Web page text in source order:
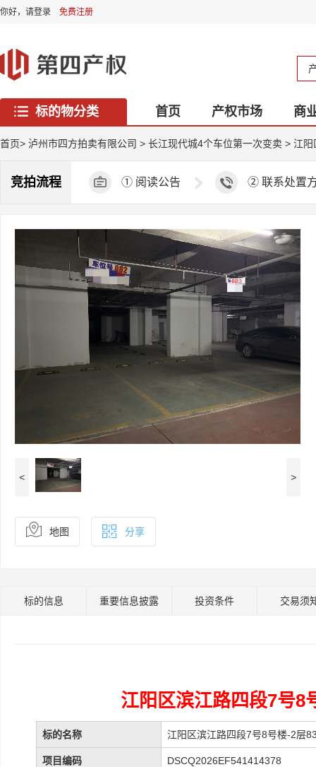
你好， 请登录 免费注册
标的物分类 首页 产权市场
商
西藏专区
首页> 泸州市四方拍卖有限公司 > 长江现代城4个车位第一次变卖 > 江阳
竞拍流程 ① 阅读公告 ② 联系处置
< >
地图 分享
标的信息 重要信息披露 投资条件 交易须
江阳区滨江路四段7号8
标的名称 江阳区滨江路四段7号8号楼-2层
项目编码 DSCQ2026EF541414378